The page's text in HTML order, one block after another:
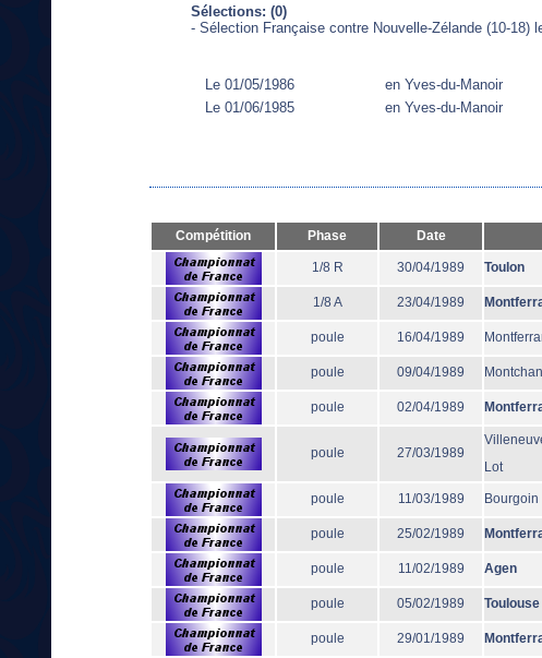
Sélections: (0)
- Sélection Française contre Nouvelle-Zélande (10-18)
Le 01/05/1986
en Yves-du-Manoir
Le 01/06/1985
en Yves-du-Manoir
Compétition Phase Date
1/8 R 30/04/1989 Toulon
1/8 A 23/04/1989
poule 16/04/1989
poule 09/04/1989
poule 02/04/1989
poule 27/03/1989
Lot
poule 11/03/1989 Bourgoin
poule 25/02/1989
poule 11/02/1989 Agen
poule 05/02/1989 Toulouse
poule 29/01/1989